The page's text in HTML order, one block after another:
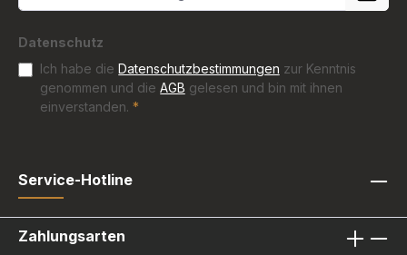
Datenschutz
Ich habe die Datenschutzbestimmungen zur Kenntnis
genommen und die AGB gelesen und bin mit ihnen
einverstanden. *
Service-Hotline
Zahlungsarten